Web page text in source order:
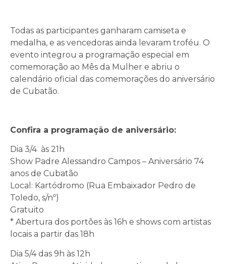
Todas as participantes ganharam camiseta e
medalha, e as vencedoras ainda levaram troféu. O
evento integrou a programação especial em
comemoração ao Mês da Mulher e abriu o
calendário oficial das comemorações do aniversário
de Cubatão.
Confira a programação de aniversário:
Dia 3/4 às 21h
Show Padre Alessandro Campos – Aniversário 74
anos de Cubatão
Local: Kartódromo (Rua Embaixador Pedro de
Toledo, s/nº)
Gratuito
* Abertura dos portões às 16h e shows com artistas
locais a partir das 18h
Dia 5/4 das 9h às 12h